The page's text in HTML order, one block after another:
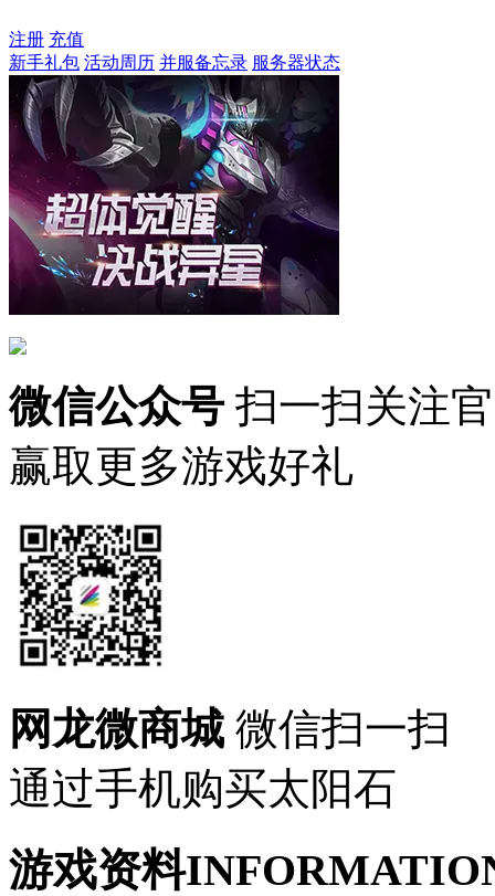
注册 充值
新手礼包 活动周历 并服备忘录 服务器状态
微信公众号 扫一扫关注
赢取更多游戏好礼
网龙微商城 微信扫一扫
通过手机购买太阳石
游戏资料